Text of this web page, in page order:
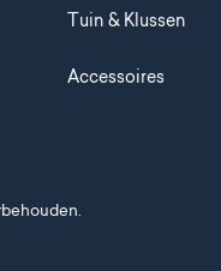
Tuin & Klussen
Accessoires